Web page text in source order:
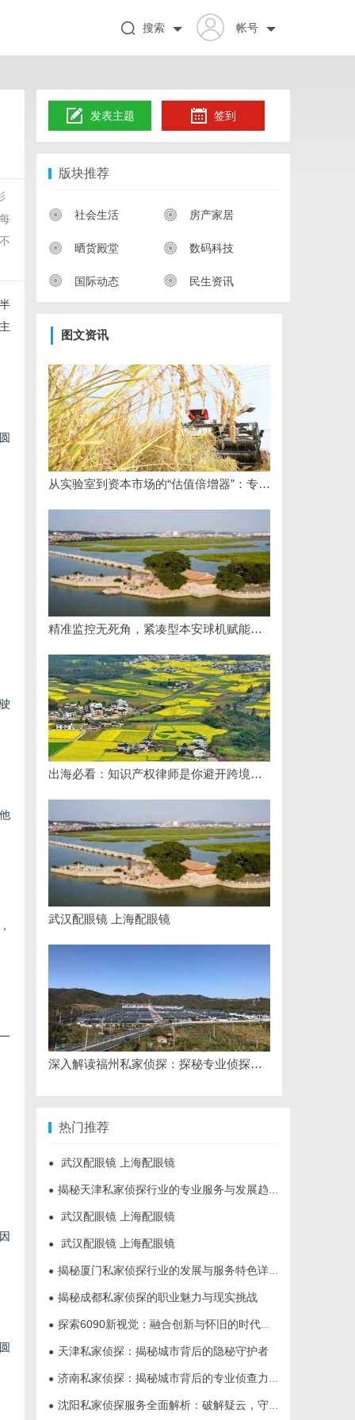
帐号
搜索
发表主题 签到
版块推荐
社会生活 房产家居
晒货殿堂 数码科技
国际动态 民生资讯
图文资讯
从实验室到资本市场的“估值倍增器”：专利律师如何重塑硬科技企业的融资逻辑
精准监控无死角，紧凑型本安球机赋能安全管理
出海必看：知识产权律师是你避开跨境雷区的安全垫
武汉配眼镜 上海配眼镜
深入解读福州私家侦探：探秘专业侦探服务的魅力与实用价值
热门推荐
● 武汉配眼镜 上海配眼镜
● 揭秘天津私家侦探行业的专业服务与发展趋势
● 武汉配眼镜 上海配眼镜
● 武汉配眼镜 上海配眼镜
● 揭秘厦门私家侦探行业的发展与服务特色详解
● 揭秘成都私家侦探的职业魅力与现实挑战
● 探索6090新视觉：融合创新与怀旧的时代艺术表达
● 天津私家侦探：揭秘城市背后的隐秘守护者
● 济南私家侦探：揭秘城市背后的专业侦查力量
● 沈阳私家侦探服务全面解析：破解疑云，守护真相的专家助力